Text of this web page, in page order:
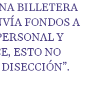
BILLETERA
FONDOS A
Y
ESTO NO